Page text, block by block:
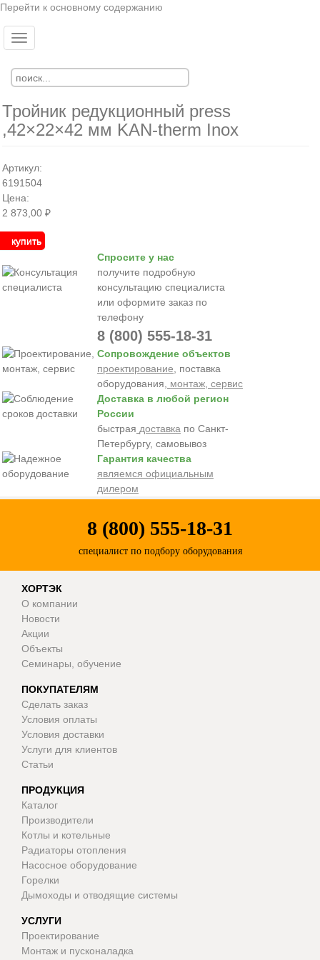
Перейти к основному содержанию
Toggle
Тройник редукционный press
,42×22×42 мм KAN-therm Inox
Артикул:
6191504
Цена:
2 873,00 ₽
купить
Спросите у нас
получите подробную
консультацию специалиста
или оформите заказ по
телефону
8 (800) 555-18-31
Сопровождение объектов
проектирование, поставка
оборудования, монтаж, сервис
Доставка в любой регион
России
быстрая доставка по Санкт-
Петербургу, самовывоз
Гарантия качества
являемся официальным
дилером
8 (800) 555-18-31
специалист по подбору оборудования
ХОРТЭК
О компании
Новости
Акции
Объекты
Семинары, обучение
ПОКУПАТЕЛЯМ
Сделать заказ
Условия оплаты
Условия доставки
Услуги для клиентов
Статьи
ПРОДУКЦИЯ
Каталог
Производители
Котлы и котельные
Радиаторы отопления
Насосное оборудование
Горелки
Дымоходы и отводящие системы
УСЛУГИ
Проектирование
Монтаж и пусконаладка